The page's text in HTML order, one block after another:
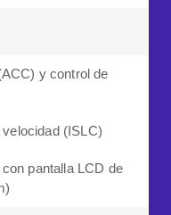
y control de
(ISLC)
pantalla LCD de